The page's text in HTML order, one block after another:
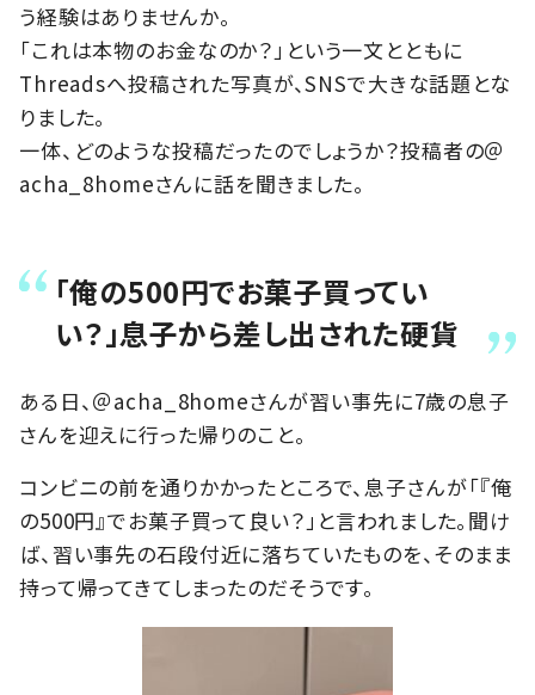
う経験はありませんか。
「これは本物のお金なのか？」という一文とともに
Threadsへ投稿された写真が、SNSで大きな話題とな
りました。
一体、どのような投稿だったのでしょうか？投稿者の＠
acha_8homeさんに話を聞きました。
「俺の500円でお菓子買ってい
い？」息子から差し出された硬貨
ある日、＠acha_8homeさんが習い事先に7歳の息子
さんを迎えに行った帰りのこと。
コンビニの前を通りかかったところで、息子さんが「『俺
の500円』でお菓子買って良い？」と言われました。聞け
ば、習い事先の石段付近に落ちていたものを、そのまま
持って帰ってきてしまったのだそうです。